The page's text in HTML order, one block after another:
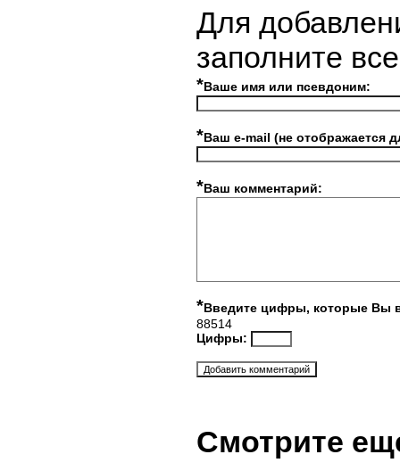
Для
заполните
*Ваше имя или псевдоним:
*Ваш e-mail (не отображается
*Ваш комментарий:
*Введите цифры, которые Вы
88514
Цифры:
Смотрите